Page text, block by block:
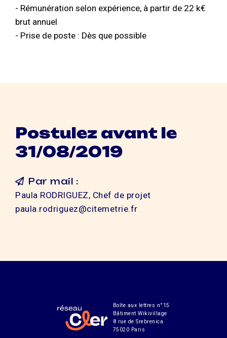
- Rémunération selon expérience, à partir de 22 k€
brut annuel
- Prise de poste : Dès que possible
Postulez avant le
31/08/2019
Par mail :
Paula RODRIGUEZ, Chef de projet
paula.rodriguez@citemetrie.fr
Boîte aux lettres n°15
Bâtiment Wikivillage
8 rue de Srebrenica
75020 Paris